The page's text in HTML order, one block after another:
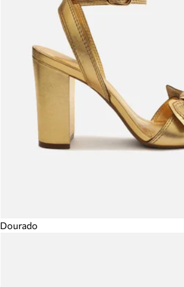
Dourado